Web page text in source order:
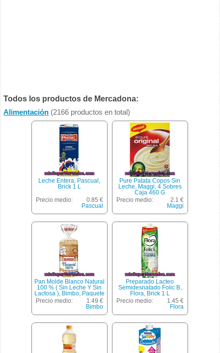
Todos los productos de Mercadona:
Alimentación (2166 productos en total)
Leche Entera, Pascual,
Brick 1 L
Precio medio:
0.85 €
Pascual
Pure Patata Copos Sin
Leche, Maggi, 4 Sobres
Caja 460 G
Precio medio:
2.1 €
Maggi
Pan Molde Blanco Natural
100 % ( Sin Leche Y Sin
Lactosa ), Bimbo, Paquete
460 G
Precio medio:
1.49 €
Bimbo
Preparado Lacteo
Semidesnatado Folic B,
Flora, Brick 1 L
Precio medio:
1.45 €
Flora